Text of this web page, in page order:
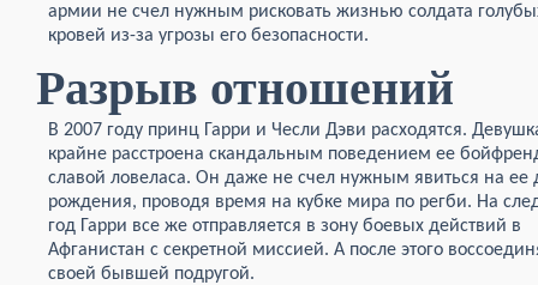
армии не счел нужным рисковать жизнью солдата
кровей из-за угрозы его безопасности.
Разрыв отношений
В 2007 году принц Гарри и Чесли Дэви расходятся.
крайне расстроена скандальным поведением ее
славой ловеласа. Он даже не счел нужным явиться на ее
рождения, проводя время на кубке мира по регби. На
год Гарри все же отправляется в зону боевых действий в
Афганистан с секретной миссией. А после этого
своей бывшей подругой.